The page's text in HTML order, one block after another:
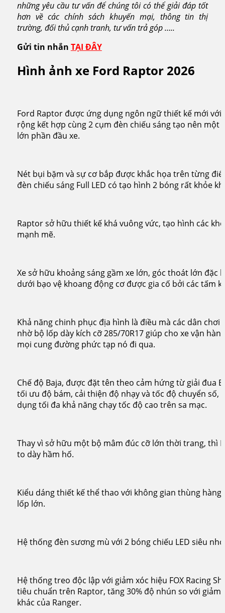
những yêu cầu tư vấn để chúng tôi có thể giải đáp tốt
hơn về các chính sách khuyến mại, thông tin thị
trường, đối thủ cạnh tranh, tư vấn trả góp …..
Gửi tin nhắn TẠI ĐÂY
Hình ảnh xe Ford Raptor 2026
Ford Raptor được ứng dụng ngôn ngữ thiết kế mới
rộng kết hợp cùng 2 cụm đèn chiếu sáng tạo nên một
lớn phần đầu xe.
Nét bụi bặm và sự cơ bắp được khắc họa trên từng
đèn chiếu sáng Full LED có tạo hình 2 bóng rất khỏe
Raptor sở hữu thiết kế khá vuông vức, tạo hình các
mạnh mẽ.
Xe sở hữu khoảng sáng gầm xe lớn, góc thoát lớn đặc
dưới bạo vệ khoang động cơ được gia cố bởi các tấm
Khả năng chinh phục địa hình là điều mà các dân chơi
nhờ bộ lốp dày kích cỡ 285/70R17 giúp cho xe vận
mọi cung đường phức tạp nó đi qua.
Chế độ Baja, được đặt tên theo cảm hứng từ giải đua
tối ưu độ bám, cải thiện độ nhạy và tốc độ chuyển số,
dụng tối đa khả năng chạy tốc độ cao trên sa mạc.
Thay vì sở hữu một bộ mâm đúc cỡ lớn thời trang, thì
to dày hầm hố.
Kiểu dáng thiết kế thể thao với không gian thùng
lốp lớn.
Hệ thống đèn sương mù với 2 bóng chiếu LED siêu
Hệ thống treo độc lập với giảm xóc hiệu FOX Racing
tiêu chuẩn trên Raptor, tăng 30% độ nhún so với giảm
khác của Ranger.